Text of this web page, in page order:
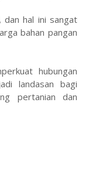
dan hal ini sangat
bahan pangan
hubungan
landasan bagi
pertanian dan